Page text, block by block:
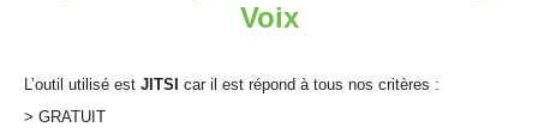
Voix
L’outil utilisé est JITSI car il est répond à tous nos critères :
> GRATUIT